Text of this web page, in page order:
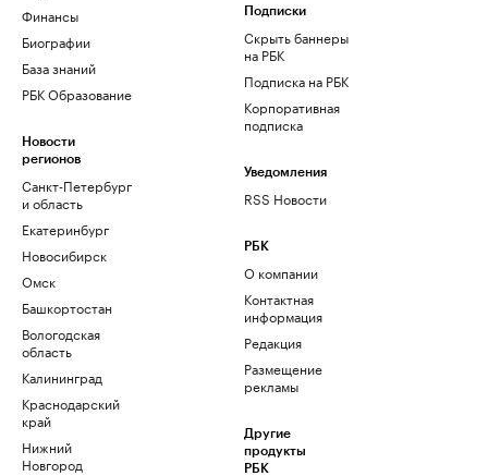
Финансы
Биографии
База знаний
РБК Образование
Новости
регионов
Санкт-Петербург
и область
Екатеринбург
Новосибирск
Омск
Башкортостан
Вологодская
область
Калининград
Краснодарский
край
Нижний
Новгород
Подписки
Скрыть баннеры
на РБК
Подписка на РБК
Корпоративная
подписка
Уведомления
RSS Новости
РБК
О компании
Контактная
информация
Редакция
Размещение
рекламы
Другие
продукты
РБК